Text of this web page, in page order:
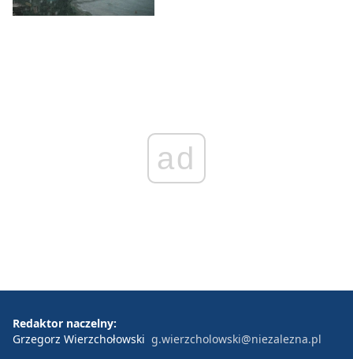
ad
Redaktor naczelny:
Grzegorz Wierzchołowski g.wierzcholowski@niezalezna.pl